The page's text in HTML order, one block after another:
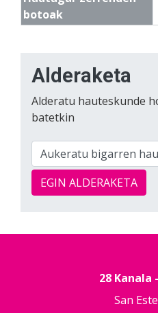
botoak
Alderaketa
Alderatu hauteskunde
batetkin
EGIN ALDERAKETA
28 Kanala
San